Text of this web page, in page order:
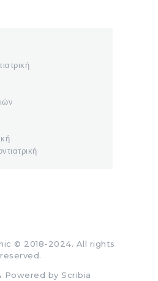
© 2018-2024. All rights
reserved.
Powered byScribia